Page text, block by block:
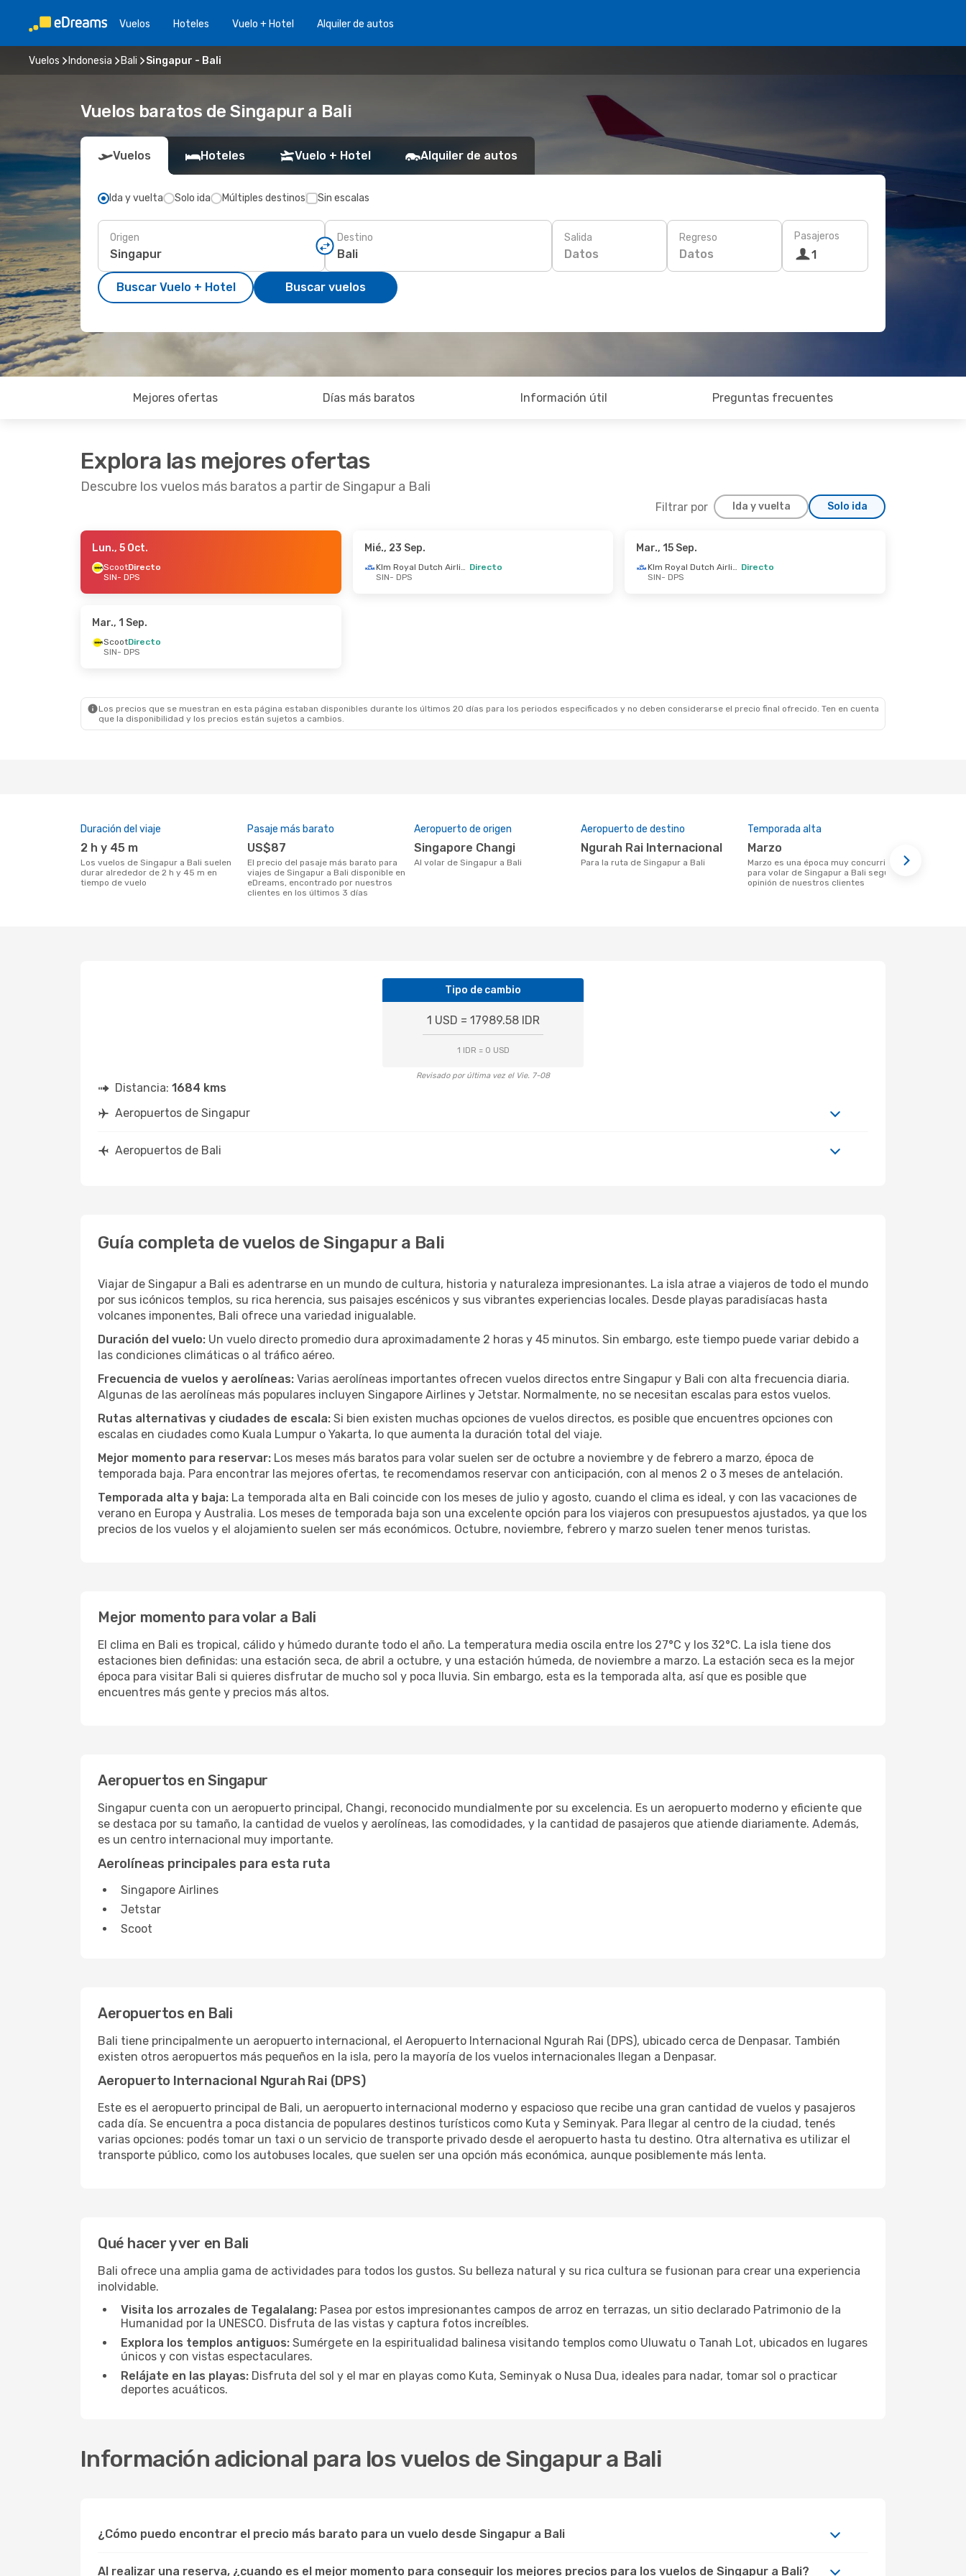
Vuelos Hoteles Vuelo + Hotel Alquiler de autos
Vuelos Indonesia Bali Singapur - Bali
Vuelos baratos de Singapur a Bali
Vuelos Hoteles Vuelo + Hotel Alquiler de autos
Ida y vuelta Solo ida Múltiples destinos Sin escalas
Origen Destino Salida
Datos
Regreso
Datos
Pasajeros
1
Buscar Vuelo + Hotel Buscar vuelos
Mejores ofertas Días más baratos Información útil Preguntas frecuentes
Explora las mejores ofertas
Descubre los vuelos más baratos a partir de Singapur a Bali
Filtrar por Ida y vuelta Solo ida
- Dom., 11 Oct.
Lun., 5 Oct.
ScootDirecto
SIN- DPS
Mié., 23 Sep.
Klm Royal Dutch Airlines Directo
SIN- DPS
Mar., 15 Sep.
Klm Royal Dutch Airlines Directo
SIN- DPS
Mar., 1 Sep.
ScootDirecto
SIN- DPS
Los precios que se muestran en esta página estaban disponibles durante los últimos 20 días para los periodos especificados y no deben considerarse el precio final ofrecido. Ten en cuenta
que la disponibilidad y los precios están sujetos a cambios.
Duración del viaje
2 h y 45 m
Los vuelos de Singapur a Bali suelen
durar alrededor de 2 h y 45 m en
tiempo de vuelo
Pasaje más barato
US$87
El precio del pasaje más barato para
viajes de Singapur a Bali disponible en
eDreams, encontrado por nuestros
clientes en los últimos 3 días
Aeropuerto de origen
Singapore Changi
Al volar de Singapur a Bali
Aeropuerto de destino
Ngurah Rai Internacional
Para la ruta de Singapur a Bali
Temporada alta
marzo
marzo es una época muy concurrida
para volar de Singapur a Bali según la
opinión de nuestros clientes
Tipo de cambio
1 USD = 17989.58 IDR
1 IDR = 0 USD
Revisado por última vez el Vie. 7-08
Distancia: 1684 kms
Aeropuertos de Singapur
Aeropuertos de Bali
Guía completa de vuelos de Singapur a Bali
Viajar de Singapur a Bali es adentrarse en un mundo de cultura, historia y naturaleza impresionantes. La isla atrae a viajeros de todo el mundo
por sus icónicos templos, su rica herencia, sus paisajes escénicos y sus vibrantes experiencias locales. Desde playas paradisíacas hasta
volcanes imponentes, Bali ofrece una variedad inigualable.
Duración del vuelo: Un vuelo directo promedio dura aproximadamente 2 horas y 45 minutos. Sin embargo, este tiempo puede variar debido a
las condiciones climáticas o al tráfico aéreo.
Frecuencia de vuelos y aerolíneas: Varias aerolíneas importantes ofrecen vuelos directos entre Singapur y Bali con alta frecuencia diaria.
Algunas de las aerolíneas más populares incluyen Singapore Airlines y Jetstar. Normalmente, no se necesitan escalas para estos vuelos.
Rutas alternativas y ciudades de escala: Si bien existen muchas opciones de vuelos directos, es posible que encuentres opciones con
escalas en ciudades como Kuala Lumpur o Yakarta, lo que aumenta la duración total del viaje.
Mejor momento para reservar: Los meses más baratos para volar suelen ser de octubre a noviembre y de febrero a marzo, época de
temporada baja. Para encontrar las mejores ofertas, te recomendamos reservar con anticipación, con al menos 2 o 3 meses de antelación.
Temporada alta y baja: La temporada alta en Bali coincide con los meses de julio y agosto, cuando el clima es ideal, y con las vacaciones de
verano en Europa y Australia. Los meses de temporada baja son una excelente opción para los viajeros con presupuestos ajustados, ya que los
precios de los vuelos y el alojamiento suelen ser más económicos. Octubre, noviembre, febrero y marzo suelen tener menos turistas.
Mejor momento para volar a Bali
El clima en Bali es tropical, cálido y húmedo durante todo el año. La temperatura media oscila entre los 27°C y los 32°C. La isla tiene dos
estaciones bien definidas: una estación seca, de abril a octubre, y una estación húmeda, de noviembre a marzo. La estación seca es la mejor
época para visitar Bali si quieres disfrutar de mucho sol y poca lluvia. Sin embargo, esta es la temporada alta, así que es posible que
encuentres más gente y precios más altos.
Aeropuertos en Singapur
Singapur cuenta con un aeropuerto principal, Changi, reconocido mundialmente por su excelencia. Es un aeropuerto moderno y eficiente que
se destaca por su tamaño, la cantidad de vuelos y aerolíneas, las comodidades, y la cantidad de pasajeros que atiende diariamente. Además,
es un centro internacional muy importante.
Aerolíneas principales para esta ruta
Singapore Airlines
Jetstar
Scoot
Aeropuertos en Bali
Bali tiene principalmente un aeropuerto internacional, el Aeropuerto Internacional Ngurah Rai (DPS), ubicado cerca de Denpasar. También
existen otros aeropuertos más pequeños en la isla, pero la mayoría de los vuelos internacionales llegan a Denpasar.
Aeropuerto Internacional Ngurah Rai (DPS)
Este es el aeropuerto principal de Bali, un aeropuerto internacional moderno y espacioso que recibe una gran cantidad de vuelos y pasajeros
cada día. Se encuentra a poca distancia de populares destinos turísticos como Kuta y Seminyak. Para llegar al centro de la ciudad, tenés
varias opciones: podés tomar un taxi o un servicio de transporte privado desde el aeropuerto hasta tu destino. Otra alternativa es utilizar el
transporte público, como los autobuses locales, que suelen ser una opción más económica, aunque posiblemente más lenta.
Qué hacer y ver en Bali
Bali ofrece una amplia gama de actividades para todos los gustos. Su belleza natural y su rica cultura se fusionan para crear una experiencia
inolvidable.
Visita los arrozales de Tegalalang: Pasea por estos impresionantes campos de arroz en terrazas, un sitio declarado Patrimonio de la
Humanidad por la UNESCO. Disfruta de las vistas y captura fotos increíbles.
Explora los templos antiguos: Sumérgete en la espiritualidad balinesa visitando templos como Uluwatu o Tanah Lot, ubicados en lugares
únicos y con vistas espectaculares.
Relájate en las playas: Disfruta del sol y el mar en playas como Kuta, Seminyak o Nusa Dua, ideales para nadar, tomar sol o practicar
deportes acuáticos.
Información adicional para los vuelos de Singapur a Bali
¿Cómo puedo encontrar el precio más barato para un vuelo desde Singapur a Bali
Al realizar una reserva, ¿cuando es el mejor momento para conseguir los mejores precios para los vuelos de Singapur a Bali?